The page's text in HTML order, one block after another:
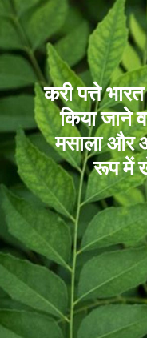
करी पत्ते
किया जाने
मसाला और
रूप में